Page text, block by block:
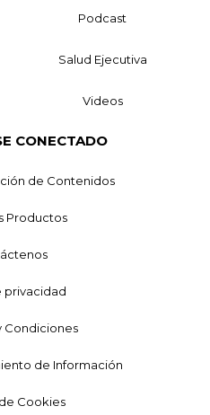
Podcast
Salud Ejecutiva
Videos
CONECTADO
de Contenidos
Productos
privacidad
Condiciones
de Información
Cookies